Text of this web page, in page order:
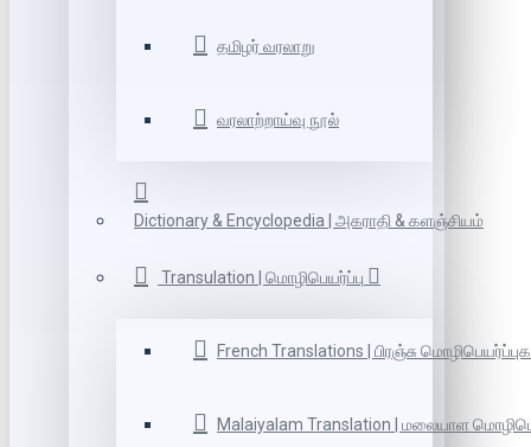
தமிழர் வரலாறு
வரலாற்றாய்வு நூல்
Dictionary & Encyclopedia | அகராதி & களஞ்சியம்
Transulation | மொழிபெயர்ப்பு
French Translations | பிரஞ்சு
Malaiyalam Translation | மலையாள